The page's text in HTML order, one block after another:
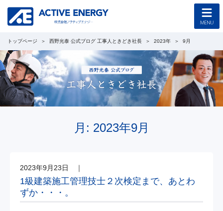
トップページ 西野光泰 公式ブログ 工事人ときどき社長 2023年 9月
月: 2023年9月
2023年9月23日 ｜
1級建築施工管理技士２次検定まで、あとわ
ずか・・・。
トップページ
コンセプト
企業情報
工事のご案内
新着情報